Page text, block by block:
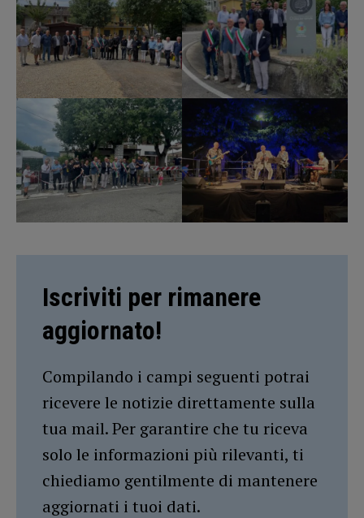
Iscriviti per rimanere
aggiornato!
Compilando i campi seguenti potrai
ricevere le notizie direttamente sulla
tua mail. Per garantire che tu riceva
solo le informazioni più rilevanti, ti
chiediamo gentilmente di mantenere
aggiornati i tuoi dati.